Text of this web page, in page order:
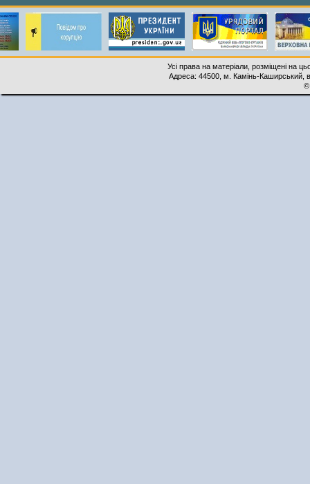
Усі права на матеріали, розміщені на
Адреса: 44500, м. Камінь-Каширський,
©